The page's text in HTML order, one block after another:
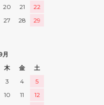
20 21
22
27 28
29
木 金
土
3 4
5
10 11
12